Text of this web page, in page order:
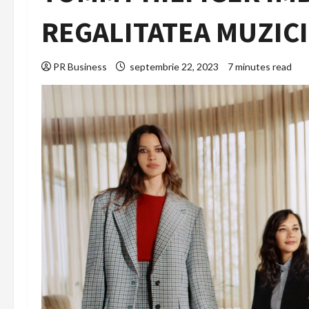
REGALITATEA
PR Business septembrie 22, 2023 7 minutes read